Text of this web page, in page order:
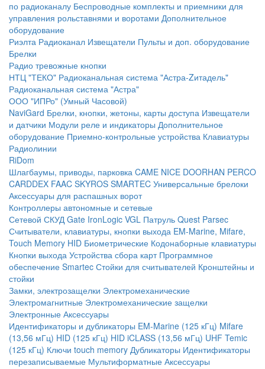
по радиоканалу Беспроводные комплекты и приемники для
управления рольставнями и воротами Дополнительное
оборудование
Риэлта Радиоканал Извещатели Пульты и доп. оборудование
Брелки
Радио тревожные кнопки
НТЦ "ТЕКО" Радиоканальная система "Астра-Zитадель"
Радиоканальная система "Астра"
ООО "ИПРо" (Умный Часовой)
NaviGard Брелки, кнопки, жетоны, карты доступа Извещатели
и датчики Модули реле и индикаторы Дополнительное
оборудование Приемно-контрольные устройства Клавиатуры
Радиолинии
RiDom
Шлагбаумы, приводы, парковка CAME NICE DOORHAN PERCO
CARDDEX FAAC SKYROS SMARTEC Универсальные брелоки
Аксессуары для распашных ворот
Контроллеры автономные и сетевые
Сетевой СКУД Gate IronLogic VGL Патруль Quest Parsec
Считыватели, клавиатуры, кнопки выхода EM-Marine, Mifare,
Touch Memory HID Биометрические Кодонаборные клавиатуры
Кнопки выхода Устройства сбора карт Программное
обеспечение Smartec Стойки для считывателей Кронштейны и
стойки
Замки, электрозащелки Электромеханические
Электромагнитные Электромеханические защелки
Электронные Аксессуары
Идентификаторы и дубликаторы EM-Marine (125 кГц) Mifare
(13,56 мГц) HID (125 кГц) HID iCLASS (13,56 мГц) UHF Temic
(125 кГц) Ключи touch memory Дубликаторы Идентификаторы
перезаписываемые Мультиформатные Аксессуары